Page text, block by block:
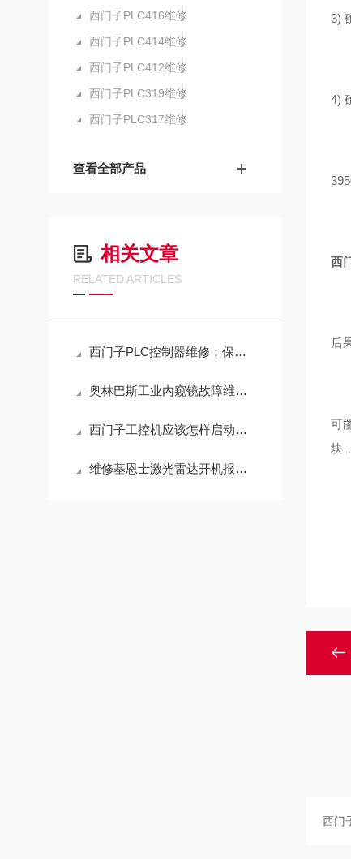
西门子PLC416维修
西门子PLC414维修
西门子PLC412维修
西门子PLC319维修
西门子PLC317维修
查看全部产品
相关文章
RELATED ARTICLES
西门子PLC控制器维修：保障工业自动化稳定运行的关键环节
奥林巴斯工业内窥镜故障维修方法
西门子工控机应该怎样启动呢，不会的赶紧看这儿
维修基恩士激光雷达开机报错无法启动（常年修此故障）
3)
4)
西
后
可
块